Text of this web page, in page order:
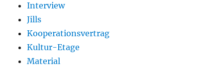
Interview
Jills
Kooperationsvertrag
Kultur-Etage
Material